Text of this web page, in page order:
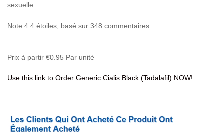
sexuelle
Note 4.4 étoiles, basé sur 348 commentaires.
Prix à partir €0.95 Par unité
Use this link to Order Generic Cialis Black (Tadalafil) NOW!